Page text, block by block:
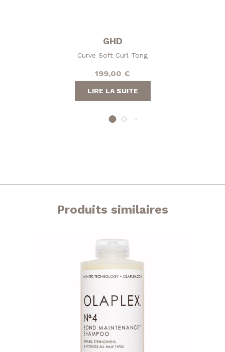
GHD
Curve Soft Curl Tong
199,00 €
LIRE LA SUITE
Produits similaires